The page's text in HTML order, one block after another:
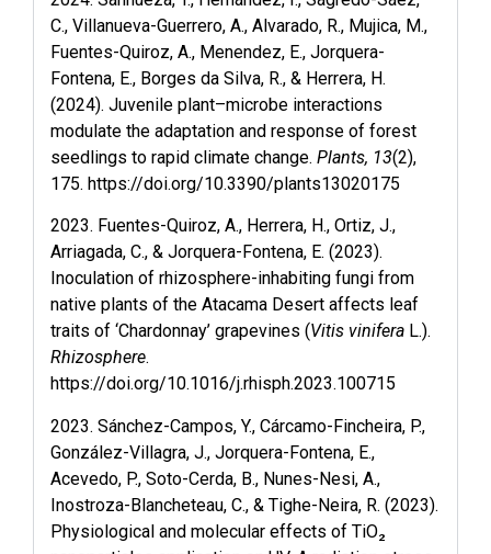
C., Villanueva-Guerrero, A., Alvarado, R., Mujica, M.,
Fuentes-Quiroz, A., Menendez, E., Jorquera-
Fontena, E., Borges da Silva, R., & Herrera, H.
(2024). Juvenile plant–microbe interactions
modulate the adaptation and response of forest
seedlings to rapid climate change. Plants, 13(2),
175. https://doi.org/10.3390/plants13020175
2023. Fuentes-Quiroz, A., Herrera, H., Ortiz, J.,
Arriagada, C., & Jorquera-Fontena, E. (2023).
Inoculation of rhizosphere-inhabiting fungi from
native plants of the Atacama Desert affects leaf
traits of ‘Chardonnay’ grapevines (Vitis vinifera L.).
Rhizosphere.
https://doi.org/10.1016/j.rhisph.2023.100715
2023. Sánchez-Campos, Y., Cárcamo-Fincheira, P.,
González-Villagra, J., Jorquera-Fontena, E.,
Acevedo, P., Soto-Cerda, B., Nunes-Nesi, A.,
Inostroza-Blancheteau, C., & Tighe-Neira, R. (2023).
Physiological and molecular effects of TiO₂